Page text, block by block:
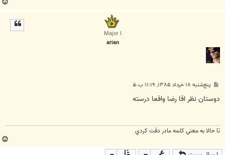
ا
Major I
arian
پ
ت
پنج‌شنبه ۱۸ خرداد ۱۳۸۵, ۱۱:۱۹ ب.ظ
دوستان نظر اقا رضا واقعا درسته
تا حالا به معني کلمه مادر دقت کردي
ب
ا